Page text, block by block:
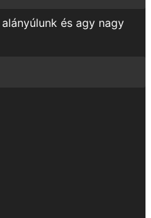
és agy nagy